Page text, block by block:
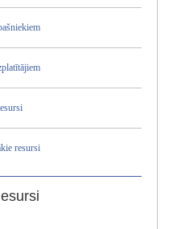
resursi